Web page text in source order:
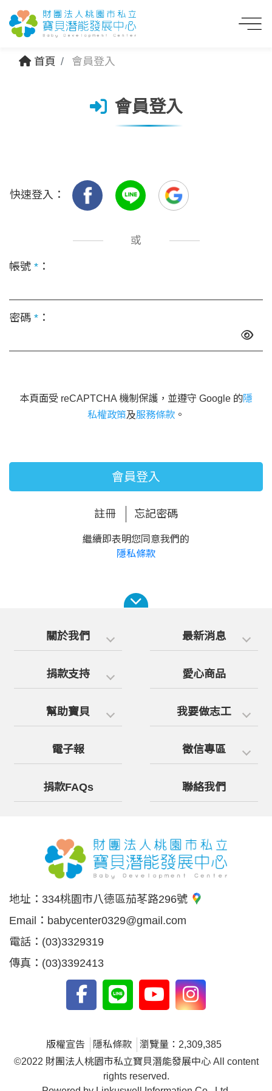
首頁 會員登入
會員登入
快速登入：
或
帳號 * ：
密碼 * ：
本頁面受 reCAPTCHA 機制保護，並遵守 Google 的隱
私權政策及服務條款 。
會員登入
註冊 忘記密碼
繼續即表明您同意我們的
隱私條款
關於我們 最新消息
捐款支持 愛心商品
幫助寶貝 我要做志工
電子報 徵信專區
捐款FAQs 聯絡我們
地址： 334桃園市八德區茄苳路296號
Email： babycenter0329@gmail.com
電話： (03)3329319
傳真： (03)3392413
版權宣告 隱私條款
瀏覽量：2,309,385
©2022 財團法人桃園市私立寶貝潛能發展中心 All content
rights reserved.